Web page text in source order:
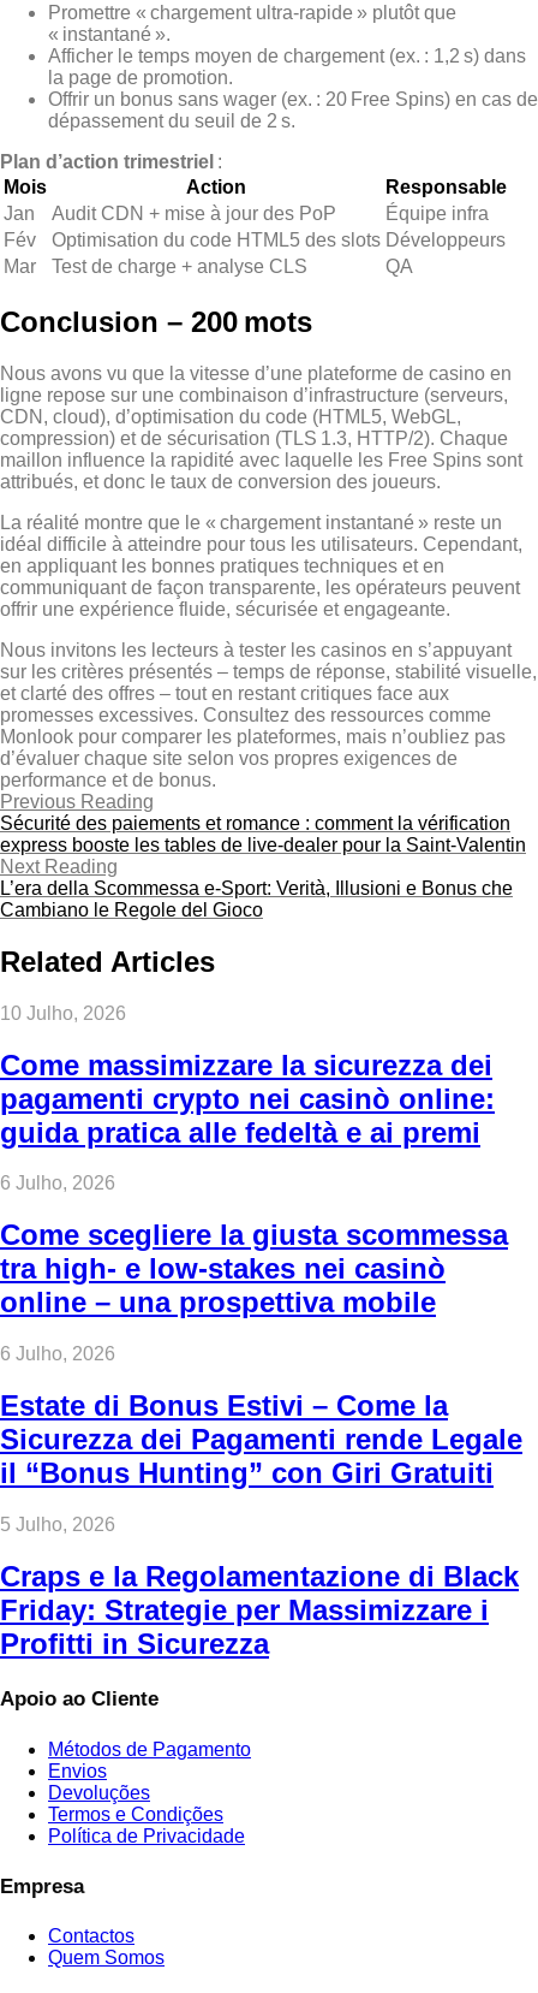
Promettre « chargement ultra‑rapide » plutôt que
« instantané ».
Afficher le temps moyen de chargement (ex. : 1,2 s) dans
la page de promotion.
Offrir un bonus sans wager (ex. : 20 Free Spins) en cas de
dépassement du seuil de 2 s.
Plan d’action trimestriel :
Mois
Action
Responsable
Jan
Audit CDN + mise à jour des PoP
Équipe infra
Fév
Optimisation du code HTML5 des slots Développeurs
Mar
Test de charge + analyse CLS QA
Conclusion – 200 mots
Nous avons vu que la vitesse d’une plateforme de casino en
ligne repose sur une combinaison d’infrastructure (serveurs,
CDN, cloud), d’optimisation du code (HTML5, WebGL,
compression) et de sécurisation (TLS 1.3, HTTP/2). Chaque
maillon influence la rapidité avec laquelle les Free Spins sont
attribués, et donc le taux de conversion des joueurs.
La réalité montre que le « chargement instantané » reste un
idéal difficile à atteindre pour tous les utilisateurs. Cependant,
en appliquant les bonnes pratiques techniques et en
communiquant de façon transparente, les opérateurs peuvent
offrir une expérience fluide, sécurisée et engageante.
Nous invitons les lecteurs à tester les casinos en s’appuyant
sur les critères présentés – temps de réponse, stabilité visuelle,
et clarté des offres – tout en restant critiques face aux
promesses excessives. Consultez des ressources comme
Monlook pour comparer les plateformes, mais n’oubliez pas
d’évaluer chaque site selon vos propres exigences de
performance et de bonus.
Previous Reading
Sécurité des paiements et romance : comment la vérification
express booste les tables de live‑dealer pour la Saint‑Valentin
Next Reading
L’era della Scommessa e‑Sport: Verità, Illusioni e Bonus che
Cambiano le Regole del Gioco
Related Articles
10 Julho, 2026
Come massimizzare la sicurezza dei
pagamenti crypto nei casinò online:
guida pratica alle fedeltà e ai premi
6 Julho, 2026
Come scegliere la giusta scommessa
tra high‑ e low‑stakes nei casinò
online – una prospettiva mobile
6 Julho, 2026
Estate di Bonus Estivi – Come la
Sicurezza dei Pagamenti rende Legale
il “Bonus Hunting” con Giri Gratuiti
5 Julho, 2026
Craps e la Regolamentazione di Black
Friday: Strategie per Massimizzare i
Profitti in Sicurezza
Apoio ao Cliente
Métodos de Pagamento
Envios
Devoluções
Termos e Condições
Política de Privacidade
Empresa
Contactos
Quem Somos